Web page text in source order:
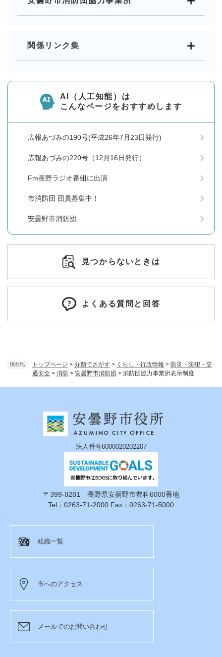
現在地 トップページ > 分類でさがす > くらし・行政情報 > 防災・防犯・交
通安全 > 消防 > 安曇野市消防団 > 消防団協力事業所表示制度
関係リンク集
AI（人工知能）は
こんなページをおすすめします
広報あづみの190号(平成26年7月23日発行)
広報あづみの220号（12月16日発行）
Fm長野ラジオ番組に出演
市消防団 団員募集中！
安曇野市消防団
見つからないときは
よくある質問と回答
法人番号6000020202207
〒399-8281 長野県安曇野市豊科6000番地
Tel：0263-71-2000 Fax：0263-71-5000
組織一覧
市へのアクセス
メールでのお問い合わせ